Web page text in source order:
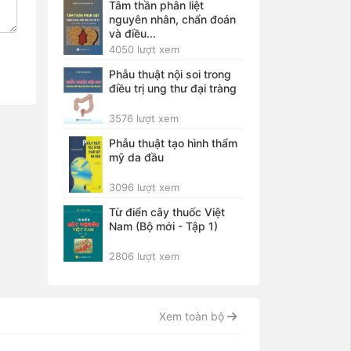
Tâm thần phân liệt
nguyên nhân, chẩn đoán
và điều...
4050 lượt xem
Phẫu thuật nội soi trong
điều trị ung thư đại tràng
3576 lượt xem
Phẫu thuật tạo hình thẩm
mỹ da đầu
3096 lượt xem
Từ điển cây thuốc Việt
Nam (Bộ mới - Tập 1)
2806 lượt xem
Xem toàn bộ